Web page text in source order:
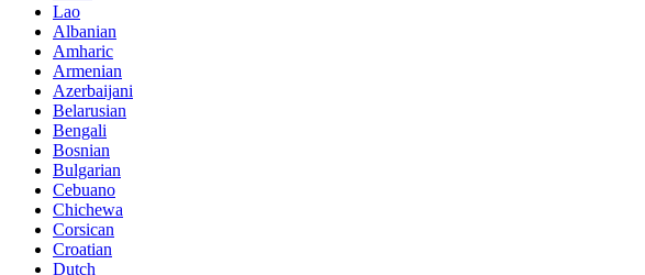
Lao
Albanian
Amharic
Armenian
Azerbaijani
Belarusian
Bengali
Bosnian
Bulgarian
Cebuano
Chichewa
Corsican
Croatian
Dutch